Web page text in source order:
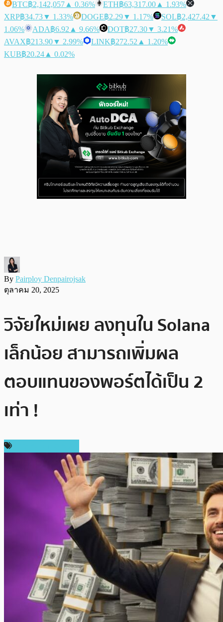
BTC฿2,142,057 ▲ 0.36% ETH฿63,317.00 ▲ 1.93%
XRP฿34.73▼ 1.33% DOGE฿2.29▼ 1.17% SOL฿2,427.42 ▼
1.06%
ADA฿6.92 ▲ 9.66% DOT฿27.30▼ 3.21%
AVAX฿213.90▼ 2.99% LINK฿272.52 ▲ 1.20%
KUB฿20.24 ▲ 0.02%
By Pairploy Denpairojsak
ตุลาคม 20, 2025
วิจัยใหม่เผย ลงทุนใน Solana
เล็กน้อย สามารถเพิ่มผล
ตอบแทนของพอร์ตได้เป็น 2
เท่า !